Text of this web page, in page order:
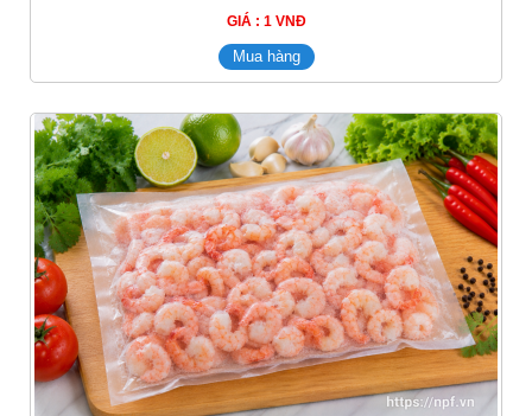
GIÁ : 1 VNĐ